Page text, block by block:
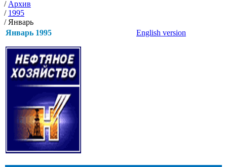
/ Архив
/ 1995
/ Январь
Январь 1995
English version